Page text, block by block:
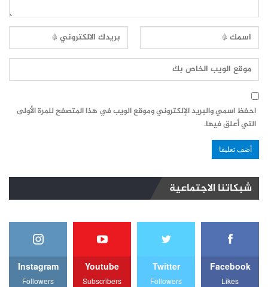
احفظ اسمي والبريد الإلكتروني وموقع الويب في هذا المتصفح للمرة الأولى
التي أعلق فيها.
شبكاتنا الاجتماعية
Facebook
Likes
Twitter
Followers
Youtube
Subscribers
Instagram
Followers